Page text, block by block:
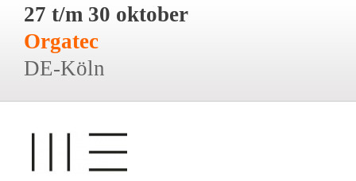
27 t/m 30 oktober
Orgatec
DE-Köln